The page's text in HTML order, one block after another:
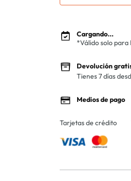
Cargando...
*Válido solo para
Devolución
Tienes 7 días
Medios de pago
Tarjetas de crédito